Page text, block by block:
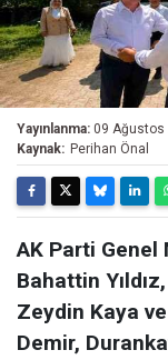
Yayınlanma: 09 Ağustos
Kaynak: Perihan Önal
AK Parti
Bahattin
Zeydin Kaya
Demir,